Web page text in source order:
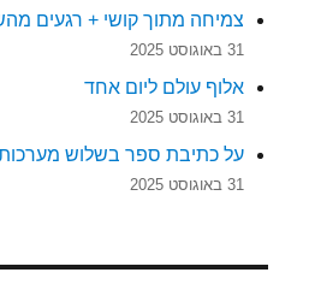
צמיחה מתוך קושי + רגעים
31 באוגוסט 2025
אלוף עולם ליום אחד
31 באוגוסט 2025
על כתיבת ספר בשלוש
31 באוגוסט 2025